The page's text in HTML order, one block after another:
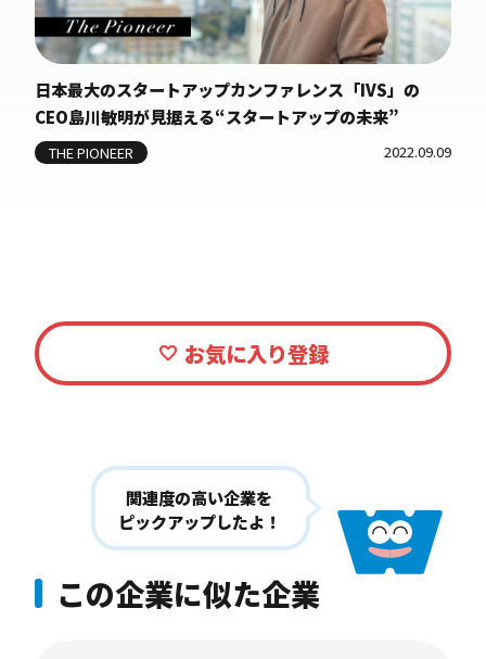
日本最大のスタートアップカンファレンス「IVS」の
CEO島川敏明が見据える“スタートアップの未来”
THE PIONEER 2022.09.09
この企業に似た企業
関連度の高い企業を
ピックアップしたよ！